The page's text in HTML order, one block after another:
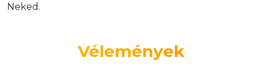
Neked.
Vélemények